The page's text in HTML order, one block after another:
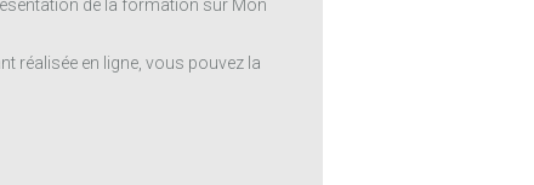
de la formation sur Mon
réalisée en ligne, vous pouvez la